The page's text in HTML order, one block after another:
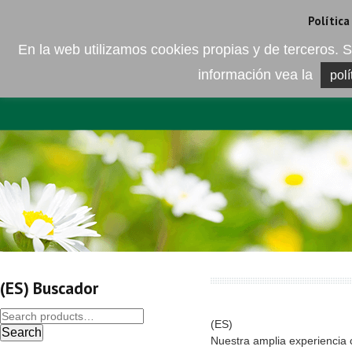
EMPRESA ELEMENTO DEL
(ES)
Nuestra amplia
(ES) Buscador
Search
Política
En la web utilizamos cookies propias y de terceros.
información vea la